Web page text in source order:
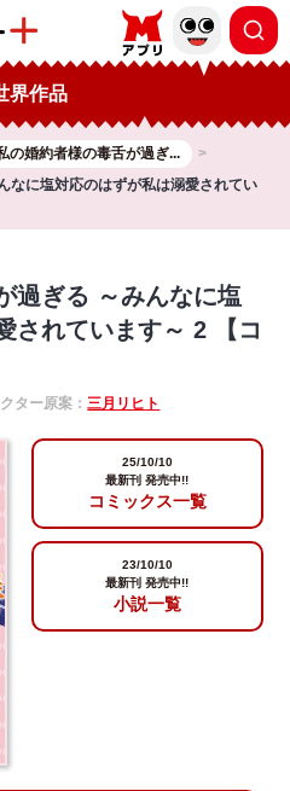
界作品
の婚約者様の毒舌が過ぎ...
なに塩対応のはずが私は溺愛されてい
過ぎる ～みんなに塩
されています～ 2 【コ
ター原案：三月リヒト
25/10/10
最新刊 発売中!!
コミックス一覧
23/10/10
最新刊 発売中!!
小説一覧